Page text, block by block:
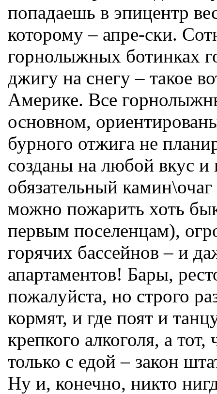
попадаешь в эпицентр
которому – апре-ски.
горнолыжных ботинках
джигу на снегу – такое
Америке. Все
основном,
бурного отжига не
созданы на любой вкус
обязательный
можно пожарить хоть
первым поселенцам),
горячих бассейнов – и
апартаментов! Бары,
пожалуйста, но строго
кормят, и где поят и
крепкого алкоголя, а тот,
только с едой – закон
Ну и, конечно, никто